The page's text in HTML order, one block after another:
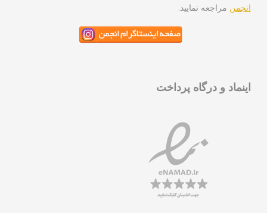
مراجعه نمایید.
و درگاه پرداخت